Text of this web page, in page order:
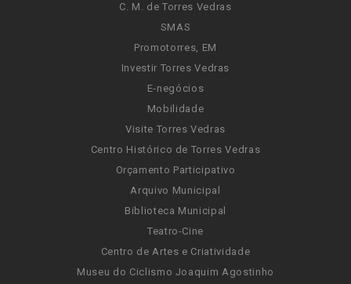
C. M. de Torres Vedras
SMAS
Promotorres, EM
Investir Torres Vedras
E-negócios
Mobilidade
Visite Torres Vedras
Centro Histórico de Torres Vedras
Orçamento Participativo
Arquivo Municipal
Biblioteca Municipal
Teatro-Cine
Centro de Artes e Criatividade
Museu do Ciclismo Joaquim Agostinho